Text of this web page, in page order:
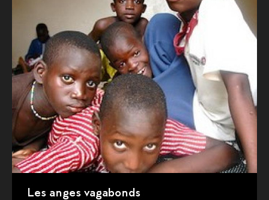
Les anges vagabonds